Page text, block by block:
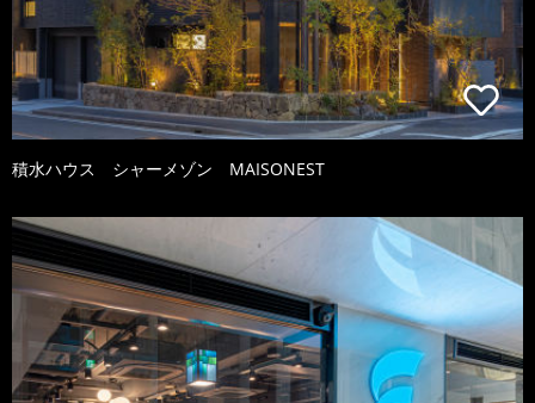
積水ハウス シャーメゾン MAISONEST